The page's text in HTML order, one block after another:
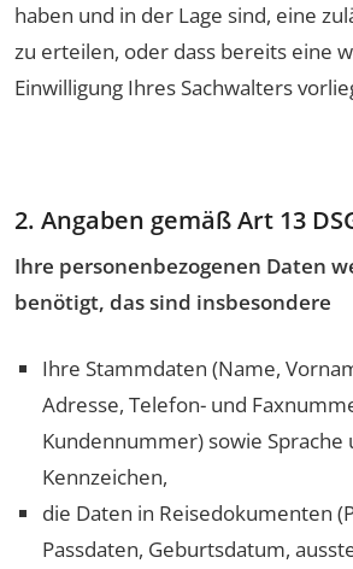
haben und in der Lage sind, eine
zu erteilen, oder dass bereits eine
Einwilligung Ihres Sachwalters
2. Angaben gemäß Art 13
Ihre personenbezogenen Daten
benötigt, das sind insbesondere
Ihre Stammdaten (Name,
Adresse, Telefon- und
Kundennummer) sowie Sprache
Kennzeichen,
die Daten in Reisedokumenten
Passdaten, Geburtsdatum,